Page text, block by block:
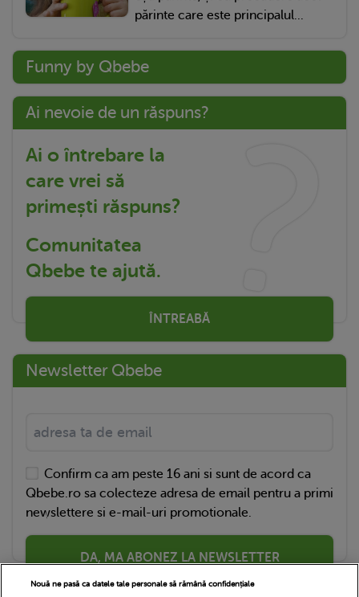
părinte care este principalul...
Funny by Qbebe
Ai nevoie de un răspuns?
Ai o întrebare la
care vrei să
primești răspuns?
Comunitatea
Qbebe te ajută.
ÎNTREABĂ
Newsletter Qbebe
Confirm ca am peste 16 ani si sunt de acord ca
Qbebe.ro sa colecteze adresa de email pentru a primi
newslettere si e-mail-uri promotionale.
DA, MA ABONEZ LA NEWSLETTER
Nouă ne pasă ca datele tale personale să rămână confidențiale